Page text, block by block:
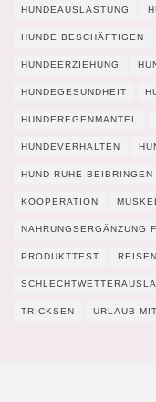
HUNDEAUSLASTUNG
HUNDE BESCHÄFTIGEN
HUNDEERZIEHUNG
HUNDEGESUNDHEIT
HUNDEREGENMANTEL
HUNDEVERHALTEN
HUND RUHE BEIBRINGEN
KOOPERATION
NAHRUNGSERGÄNZUNG
PRODUKTTEST
TRICKSEN URLAUB